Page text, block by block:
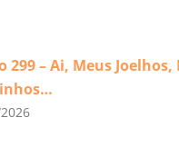
299 – Ai, Meus Joelhos,